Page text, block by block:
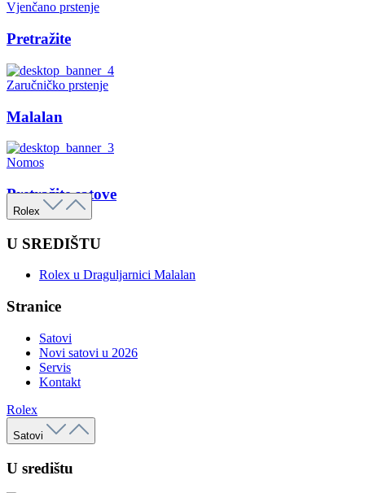
Vjenčano prstenje
Pretražite
Zaručničko prstenje
Malalan
Nomos
Pretražite satove
Rolex
U SREDIŠTU
Rolex u Draguljarnici Malalan
Stranice
Satovi
Novi satovi u 2026
Servis
Kontakt
Rolex
Satovi
U središtu